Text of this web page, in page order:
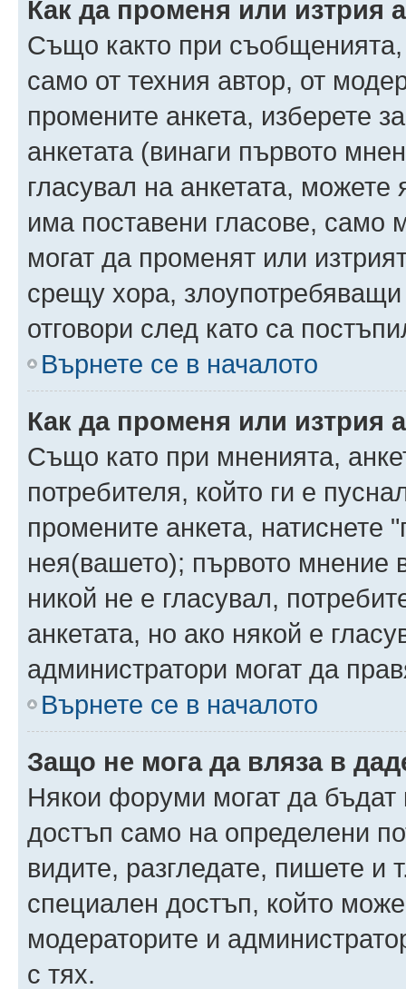
Как да променя или изтрия
Също както при съобщенията,
само от техния автор, от
промените анкета, изберете
анкетата (винаги първото
гласувал на анкетата,
има поставени гласове, само
могат да променят или
срещу хора,
отговори след като са
Върнете се в началото
Как да променя или изтрия
Също като при мненията,
потребителя, който ги е
промените анкета, натиснете
нея(вашето); първото мнение
никой не е гласувал,
анкетата, но ако някой е
администратори могат да
Върнете се в началото
Защо не мога да вляза в
Някои форуми могат да бъдат
достъп само на определени
видите, разгледате, пишете
специален достъп, който
модераторите и
с тях.